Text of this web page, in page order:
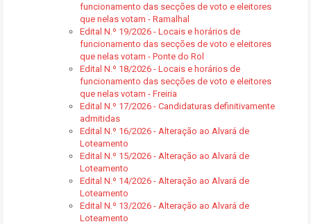
funcionamento das secções de voto e eleitores
que nelas votam - Ramalhal
Edital N.º 19/2026 - Locais e horários de
funcionamento das secções de voto e eleitores
que nelas votam - Ponte do Rol
Edital N.º 18/2026 - Locais e horários de
funcionamento das secções de voto e eleitores
que nelas votam - Freiria
Edital N.º 17/2026 - Candidaturas definitivamente
admitidas
Edital N.º 16/2026 - Alteração ao Alvará de
Loteamento
Edital N.º 15/2026 - Alteração ao Alvará de
Loteamento
Edital N.º 14/2026 - Alteração ao Alvará de
Loteamento
Edital N.º 13/2026 - Alteração ao Alvará de
Loteamento